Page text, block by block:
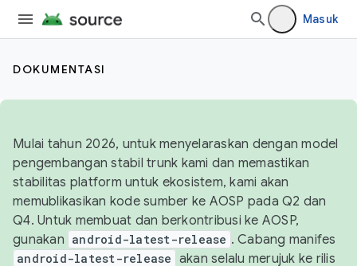
Masuk
DOKUMENTASI
Mulai tahun 2026, untuk menyelaraskan dengan model
pengembangan stabil trunk kami dan memastikan
stabilitas platform untuk ekosistem, kami akan
memublikasikan kode sumber ke AOSP pada Q2 dan
Q4. Untuk membuat dan berkontribusi ke AOSP,
gunakan android-latest-release . Cabang manifes
android-latest-release akan selalu merujuk ke rilis